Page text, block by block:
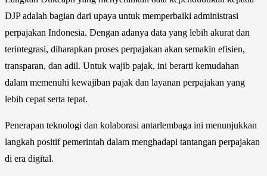
DJP adalah bagian dari upaya untuk memperbaiki administrasi
perpajakan Indonesia. Dengan adanya data yang lebih akurat dan
terintegrasi, diharapkan proses perpajakan akan semakin efisien,
transparan, dan adil. Untuk wajib pajak, ini berarti kemudahan
dalam memenuhi kewajiban pajak dan layanan perpajakan yang
lebih cepat serta tepat.
Penerapan teknologi dan kolaborasi antarlembaga ini menunjukkan
langkah positif pemerintah dalam menghadapi tantangan perpajakan
di era digital.